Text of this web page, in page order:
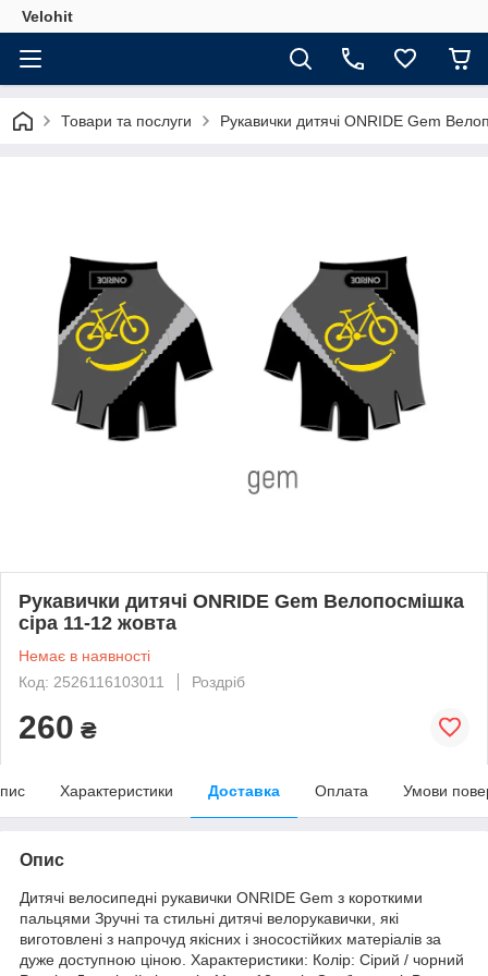
Velohit
Товари та послуги Рукавички дитячі ONRIDE Gem
Рукавички дитячі ONRIDE Gem Велопосмішка
сіра 11-12 жовта
Немає в наявності
Код: 2526116103011
Роздріб
260 ₴
Характеристики Доставка Оплата Умови
Опис
Дитячі велосипедні рукавички ONRIDE Gem з короткими
пальцями Зручні та стильні дитячі велорукавички, які
виготовлені з напрочуд якісних і зносостійких матеріалів за
дуже доступною ціною. Характеристики: Колір: Сірий / чорний